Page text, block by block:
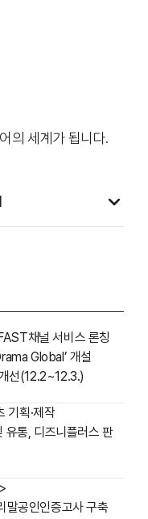
의 세계가 됩니다.
채널 서비스 론칭
Global’ 개설
선(12.2~12.3.)
기획·제작
유통, 디즈니플러스 판
말공인인증고사 구축